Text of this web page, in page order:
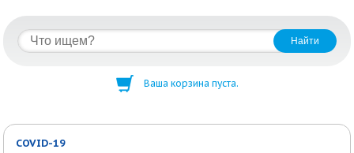
Ваша корзина пуста.
COVID-19